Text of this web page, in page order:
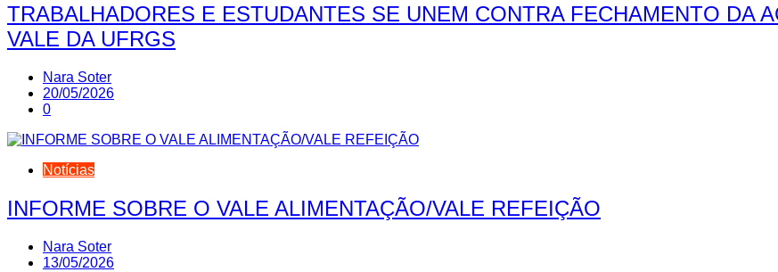
TRABALHADORES E ESTUDANTES SE UNEM CONTRA FECHAMENTO DA
VALE DA UFRGS
Nara Soter
20/05/2026
0
Notícias
INFORME SOBRE O VALE ALIMENTAÇÃO/VALE REFEIÇÃO
Nara Soter
13/05/2026